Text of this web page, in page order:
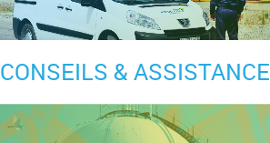
CONSEILS & ASSISTANCE
Bouteilles